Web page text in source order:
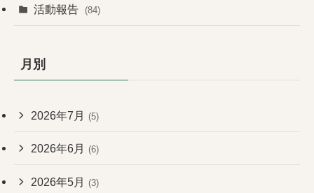
活動報告 (84)
月別
2026年7月 (5)
2026年6月 (6)
2026年5月 (3)